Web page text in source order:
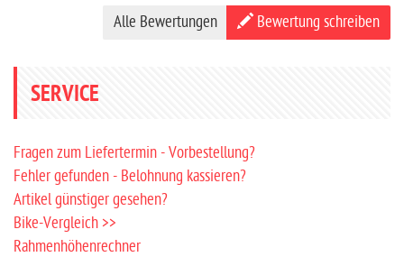
Alle Bewertungen Bewertung schreiben
SERVICE
Fragen zum Liefertermin - Vorbestellung?
Fehler gefunden - Belohnung kassieren?
Artikel günstiger gesehen?
Bike-Vergleich >>
Rahmenhöhenrechner